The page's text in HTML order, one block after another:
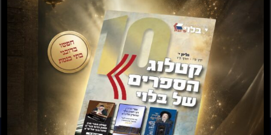
תשועה ברוב יועץ
₪ 35.00 ₪15.00
תשובה מאת הרב ראובן
לויכטר שליטא
20.00 – ₪30.00